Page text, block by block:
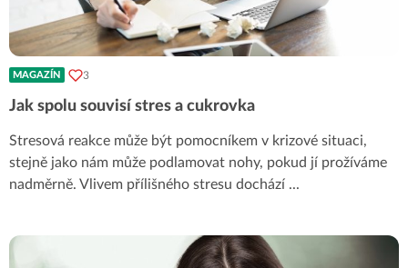
MAGAZÍN 3
Jak spolu souvisí stres a cukrovka
Stresová reakce může být pomocníkem v krizové situaci,
stejně jako nám může podlamovat nohy, pokud jí prožíváme
nadměrně. Vlivem přílišného stresu dochází ...